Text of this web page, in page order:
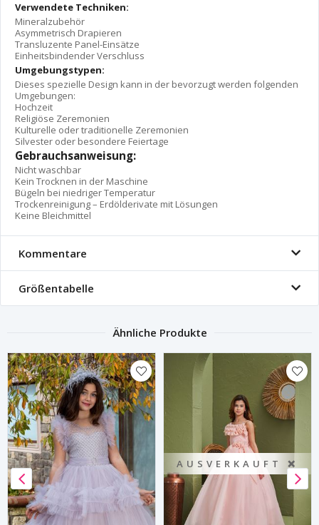
Verwendete Techniken:
Mineralzubehör
Asymmetrisch Drapieren
Transluzente Panel-Einsätze
Einheitsbindender Verschluss
Umgebungstypen:
Dieses spezielle Design kann in der bevorzugt werden folgenden
Umgebungen:
Hochzeit
Religiöse Zeremonien
Kulturelle oder traditionelle Zeremonien
Silvester oder besondere Feiertage
Gebrauchsanweisung:
Nicht waschbar
Kein Trocknen in der Maschine
Bügeln bei niedriger Temperatur
Trockenreinigung – Erdölderivate mit Lösungen
Keine Bleichmittel
Kommentare
Größentabelle
Ähnliche Produkte
AUSVERKAUFT ❌